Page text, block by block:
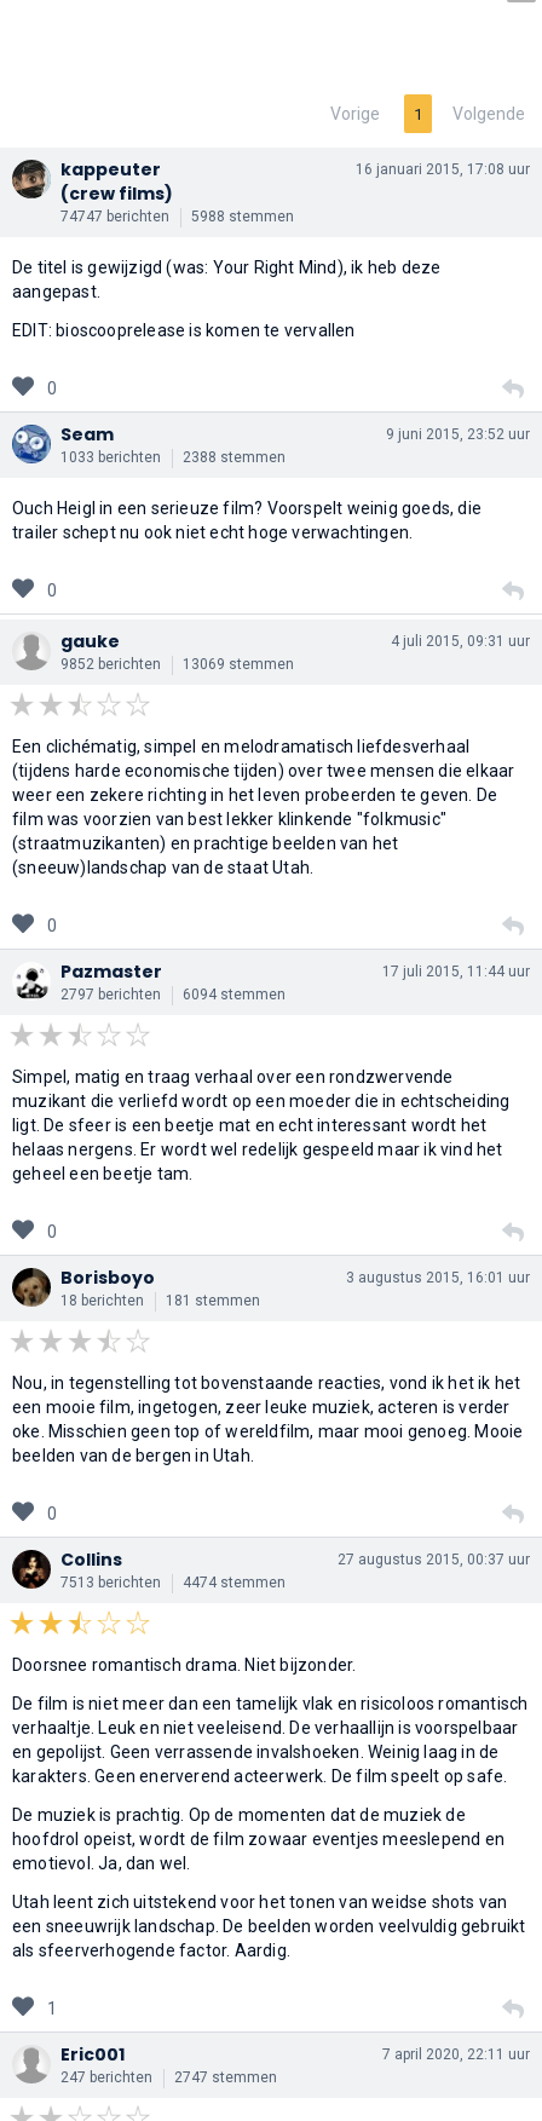
Vorige 1 Volgende
kappeuter
(crew films)
74747 berichten 5988 stemmen
16 januari 2015, 17:08 uur
De titel is gewijzigd (was: Your Right Mind), ik heb deze
aangepast.
EDIT: bioscooprelease is komen te vervallen
0
Seam
1033 berichten 2388 stemmen
9 juni 2015, 23:52 uur
Ouch Heigl in een serieuze film? Voorspelt weinig goeds, die
trailer schept nu ook niet echt hoge verwachtingen.
0
gauke
9852 berichten 13069 stemmen
4 juli 2015, 09:31 uur
Een clichématig, simpel en melodramatisch liefdesverhaal
(tijdens harde economische tijden) over twee mensen die elkaar
weer een zekere richting in het leven probeerden te geven. De
film was voorzien van best lekker klinkende "folkmusic"
(straatmuzikanten) en prachtige beelden van het
(sneeuw)landschap van de staat Utah.
0
Pazmaster
2797 berichten 6094 stemmen
17 juli 2015, 11:44 uur
Simpel, matig en traag verhaal over een rondzwervende
muzikant die verliefd wordt op een moeder die in echtscheiding
ligt. De sfeer is een beetje mat en echt interessant wordt het
helaas nergens. Er wordt wel redelijk gespeeld maar ik vind het
geheel een beetje tam.
0
Borisboyo
18 berichten 181 stemmen
3 augustus 2015, 16:01 uur
Nou, in tegenstelling tot bovenstaande reacties, vond ik het ik het
een mooie film, ingetogen, zeer leuke muziek, acteren is verder
oke. Misschien geen top of wereldfilm, maar mooi genoeg. Mooie
beelden van de bergen in Utah.
0
Collins
7513 berichten 4474 stemmen
27 augustus 2015, 00:37 uur
Doorsnee romantisch drama. Niet bijzonder.
De film is niet meer dan een tamelijk vlak en risicoloos romantisch
verhaaltje. Leuk en niet veeleisend. De verhaallijn is voorspelbaar
en gepolijst. Geen verrassende invalshoeken. Weinig laag in de
karakters. Geen enerverend acteerwerk. De film speelt op safe.
De muziek is prachtig. Op de momenten dat de muziek de
hoofdrol opeist, wordt de film zowaar eventjes meeslepend en
emotievol. Ja, dan wel.
Utah leent zich uitstekend voor het tonen van weidse shots van
een sneeuwrijk landschap. De beelden worden veelvuldig gebruikt
als sfeerverhogende factor. Aardig.
1
Eric001
247 berichten 2747 stemmen
7 april 2020, 22:11 uur